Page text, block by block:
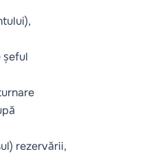
șeful
rezervării,